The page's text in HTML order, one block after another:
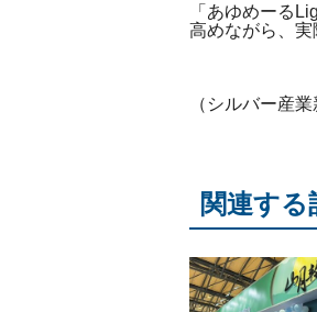
「あゆめーる
高めながら、
（シルバー産
関連する